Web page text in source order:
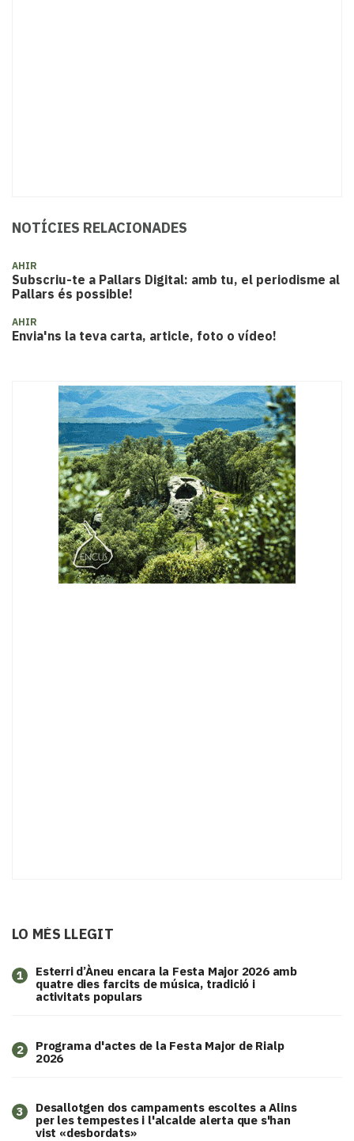
NOTÍCIES RELACIONADES
AHIR
Subscriu-te a Pallars Digital: amb tu, el periodisme al
Pallars és possible!
AHIR
Envia'ns la teva carta, article, foto o vídeo!
LO MÉS LLEGIT
1
Esterri d’Àneu encara la Festa Major 2026 amb
quatre dies farcits de música, tradició i
activitats populars
2
Programa d'actes de la Festa Major de Rialp
2026
3
​Desallotgen dos campaments escoltes a Alins
per les tempestes i l'alcalde alerta que s'han
vist «desbordats»